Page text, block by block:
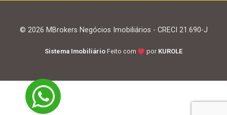
© 2026 MBrokers Negócios Imobiliários - CRECI 21.690-J
Sistema Imobiliário Feito com por KUROLE